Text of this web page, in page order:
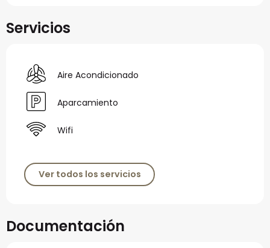
Servicios
Aire Acondicionado
Aparcamiento
Wifi
Ver todos los servicios
Documentación